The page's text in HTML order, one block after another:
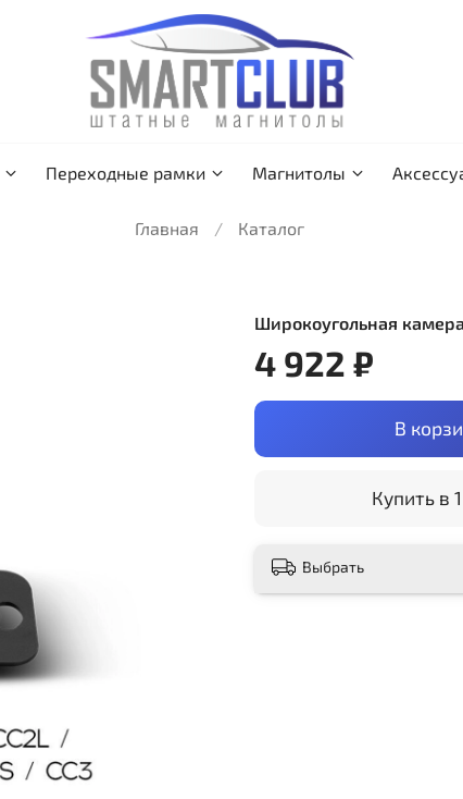
Переходные рамки Магнитолы
Главная Каталог
Широкоугольная камера
4 922 ₽
В
Купить в
Выбрать